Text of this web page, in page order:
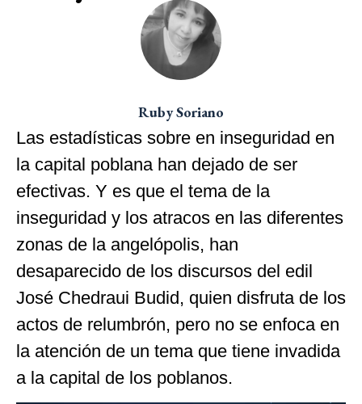
Ruby Soriano
Las estadísticas sobre en inseguridad en
la capital poblana han dejado de ser
efectivas. Y es que el tema de la
inseguridad y los atracos en las diferentes
zonas de la angelópolis, han
desaparecido de los discursos del edil
José Chedraui Budid, quien disfruta de los
actos de relumbrón, pero no se enfoca en
la atención de un tema que tiene invadida
a la capital de los poblanos.